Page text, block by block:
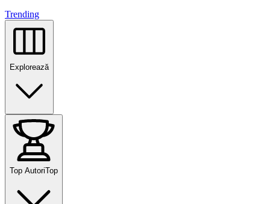
Trending
Explorează
Top AutoriTop